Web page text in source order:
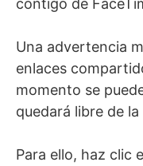
contigo de
Una advertencia
enlaces
momento se
quedará libre de
Para ello, haz clic